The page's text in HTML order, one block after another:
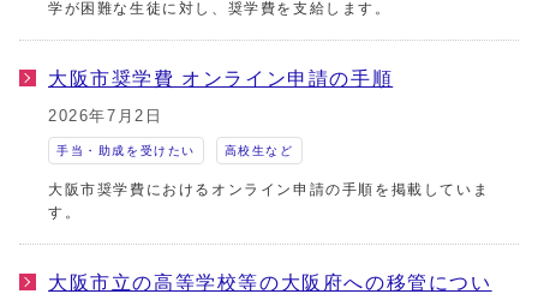
学が困難な生徒に対し、奨学費を支給します。
大阪市奨学費 オンライン申請の手順
2026年7月2日
手当・助成を受けたい 高校生など
大阪市奨学費におけるオンライン申請の手順を掲載していま
す。
大阪市立の高等学校等の大阪府への移管につい